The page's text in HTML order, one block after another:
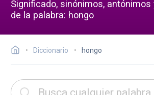
Significado, sinónimos,
de la palabra: hongo
Diccionario hongo